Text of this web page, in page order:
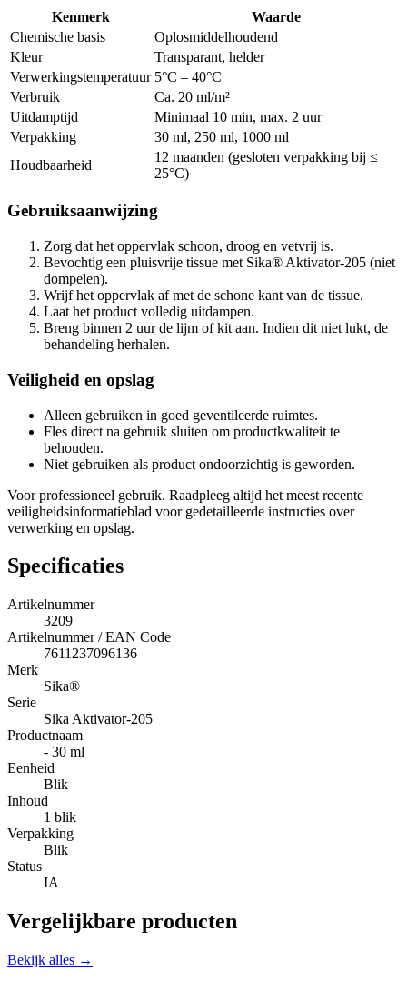
Kenmerk
Waarde
Chemische basis
Oplosmiddelhoudend
Kleur
Transparant, helder
Verwerkingstemperatuur 5°C – 40°C
Verbruik
Ca. 20 ml/m²
Uitdamptijd
Minimaal 10 min, max. 2 uur
Verpakking
30 ml, 250 ml, 1000 ml
Houdbaarheid
12 maanden (gesloten verpakking bij ≤
25°C)
Gebruiksaanwijzing
Zorg dat het oppervlak schoon, droog en vetvrij is.
Bevochtig een pluisvrije tissue met Sika® Aktivator-205 (niet
dompelen).
Wrijf het oppervlak af met de schone kant van de tissue.
Laat het product volledig uitdampen.
Breng binnen 2 uur de lijm of kit aan. Indien dit niet lukt, de
behandeling herhalen.
Veiligheid en opslag
Alleen gebruiken in goed geventileerde ruimtes.
Fles direct na gebruik sluiten om productkwaliteit te
behouden.
Niet gebruiken als product ondoorzichtig is geworden.
Voor professioneel gebruik. Raadpleeg altijd het meest recente
veiligheidsinformatieblad voor gedetailleerde instructies over
verwerking en opslag.
Specificaties
Artikelnummer
3209
Artikelnummer / EAN Code
7611237096136
Merk
Sika®
Serie
Sika Aktivator-205
Productnaam
- 30 ml
Eenheid
Blik
Inhoud
1 blik
Verpakking
Blik
Status
IA
Vergelijkbare producten
Bekijk alles →